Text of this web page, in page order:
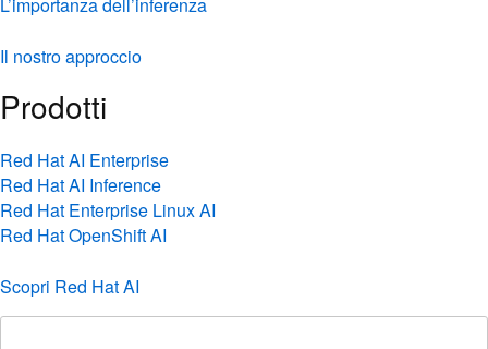
Il nostro approccio
Prodotti
Red Hat AI Enterprise
Red Hat AI Inference
Red Hat Enterprise Linux AI
Red Hat OpenShift AI
Scopri Red Hat AI